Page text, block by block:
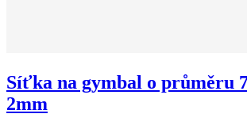
Síťka na gymbal o průměru
2mm